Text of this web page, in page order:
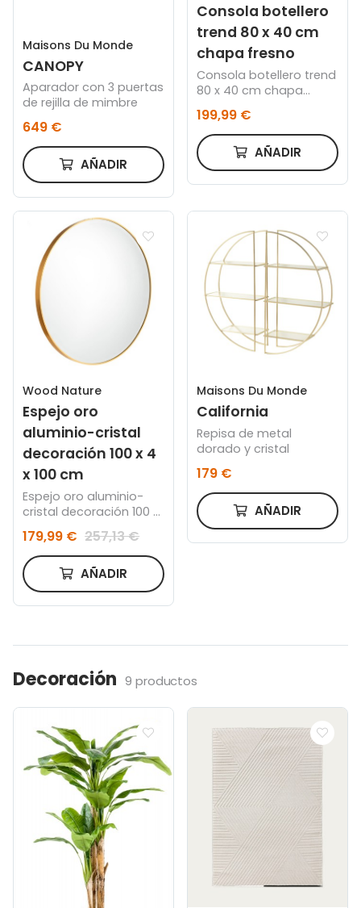
Maisons Du Monde
CANOPY
Aparador con 3 puertas
de rejilla de mimbre
649 €
AÑADIR
Consola botellero
trend 80 x 40 cm
chapa fresno
Consola botellero trend
80 x 40 cm chapa
199,99 €
AÑADIR
Wood Nature
Espejo oro
aluminio-cristal
decoración 100 x 4
x 100 cm
Espejo oro aluminio-
cristal decoración 100 x
179,99 € 257,13 €
AÑADIR
Maisons Du Monde
California
Repisa de metal
dorado y cristal
179 €
AÑADIR
Decoración 9 productos